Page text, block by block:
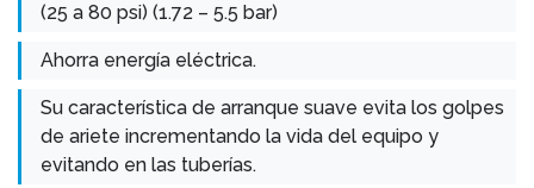
(25 a 80 psi) (1.72 – 5.5 bar)
Ahorra energía eléctrica.
Su característica de arranque suave evita los golpes
de ariete incrementando la vida del equipo y
evitando en las tuberías.